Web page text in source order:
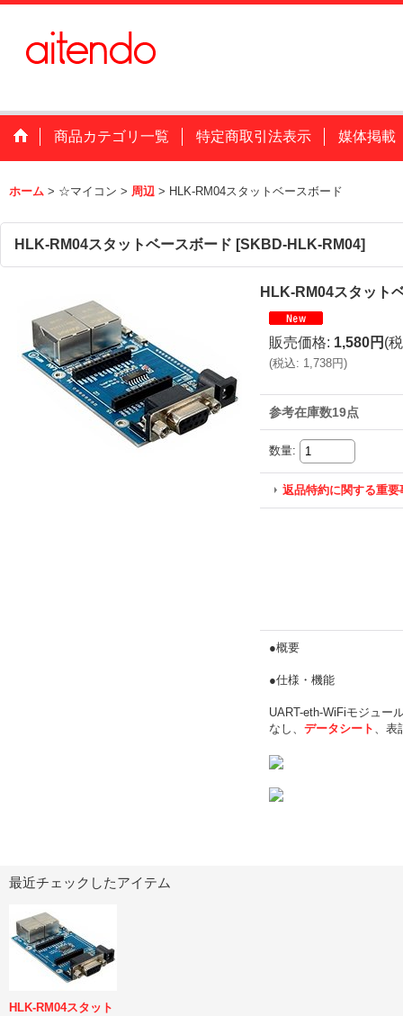
商品カテゴリ一覧 特定商取引法表示 媒体掲載
ホーム > ☆マイコン > 周辺 > HLK-RM04スタットベースボード
HLK-RM04スタットベースボード [SKBD-HLK-RM04]
HLK-RM04スタット
販売価格: 1,580円 (
(税込: 1,738円)
参考在庫数19点
数量:
返品特約に関する重要
●概要
●仕様・機能
UART-eth-WiFiモジュー
なし、 データシート 、表
最近チェックしたアイテム
HLK-RM04スタット